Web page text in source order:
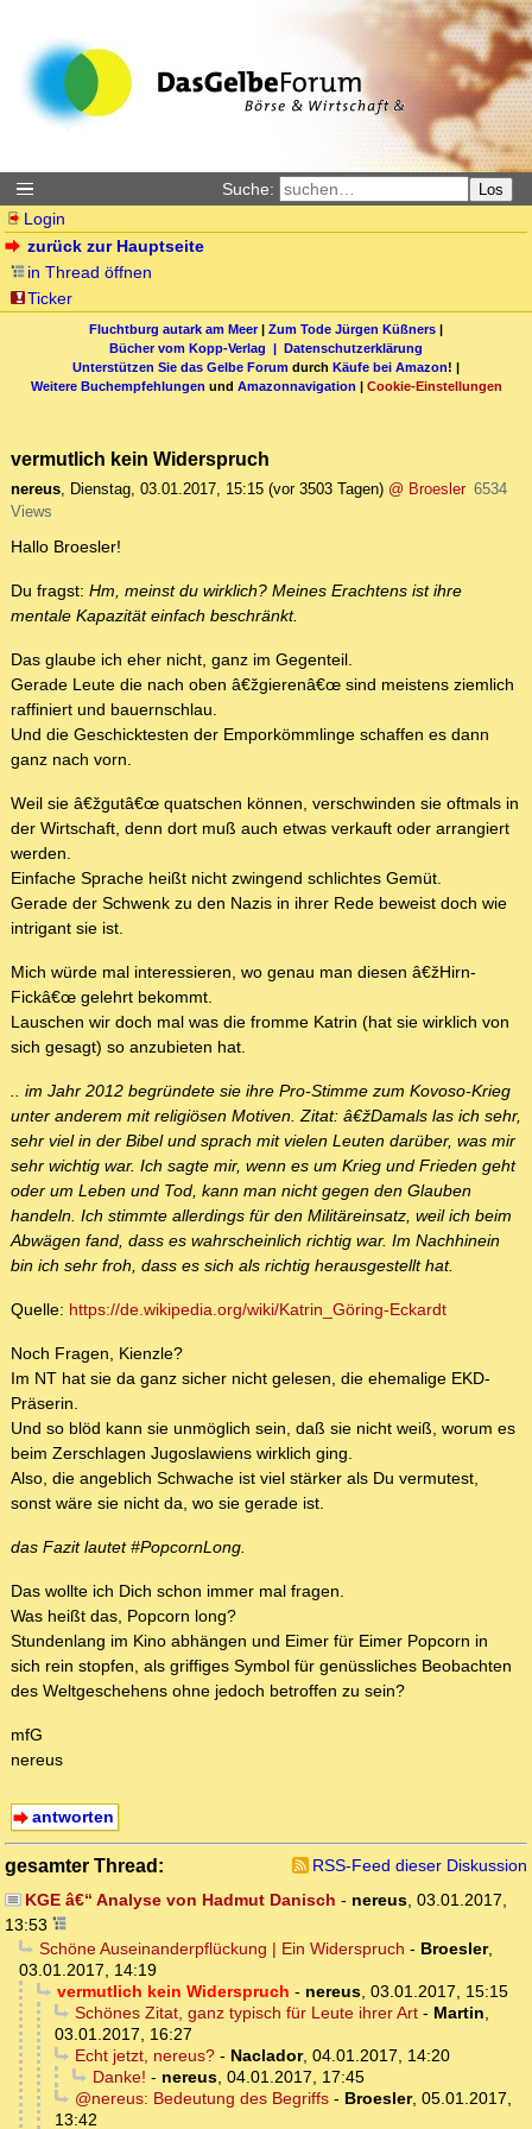
Suche: Los
Login
zurück zur Hauptseite
in Thread öffnen
Ticker
Fluchtburg autark am Meer| Zum Tode Jürgen Küßners |
Bücher vom Kopp-Verlag | Datenschutzerklärung
Unterstützen Sie das Gelbe Forum durch Käufe bei Amazon! |
Weitere Buchempfehlungen und Amazonnavigation | Cookie-Einstellungen
vermutlich kein Widerspruch
nereus, Dienstag, 03.01.2017, 15:15 (vor 3503 Tagen) @ Broesler 6534
Views
Hallo Broesler!
Du fragst: Hm, meinst du wirklich? Meines Erachtens ist ihre
mentale Kapazität einfach beschränkt.
Das glaube ich eher nicht, ganz im Gegenteil.
Gerade Leute die nach oben â€žgierenâ€œ sind meistens ziemlich
raffiniert und bauernschlau.
Und die Geschicktesten der Emporkömmlinge schaffen es dann
ganz nach vorn.
Weil sie â€žgutâ€œ quatschen können, verschwinden sie oftmals in
der Wirtschaft, denn dort muß auch etwas verkauft oder arrangiert
werden.
Einfache Sprache heißt nicht zwingend schlichtes Gemüt.
Gerade der Schwenk zu den Nazis in ihrer Rede beweist doch wie
intrigant sie ist.
Mich würde mal interessieren, wo genau man diesen â€žHirn-
Fickâ€œ gelehrt bekommt.
Lauschen wir doch mal was die fromme Katrin (hat sie wirklich von
sich gesagt) so anzubieten hat.
.. im Jahr 2012 begründete sie ihre Pro-Stimme zum Kovoso-Krieg
unter anderem mit religiösen Motiven. Zitat: â€žDamals las ich sehr,
sehr viel in der Bibel und sprach mit vielen Leuten darüber, was mir
sehr wichtig war. Ich sagte mir, wenn es um Krieg und Frieden geht
oder um Leben und Tod, kann man nicht gegen den Glauben
handeln. Ich stimmte allerdings für den Militäreinsatz, weil ich beim
Abwägen fand, dass es wahrscheinlich richtig war. Im Nachhinein
bin ich sehr froh, dass es sich als richtig herausgestellt hat.
Quelle: https://de.wikipedia.org/wiki/Katrin_Göring-Eckardt
Noch Fragen, Kienzle?
Im NT hat sie da ganz sicher nicht gelesen, die ehemalige EKD-
Präserin.
Und so blöd kann sie unmöglich sein, daß sie nicht weiß, worum es
beim Zerschlagen Jugoslawiens wirklich ging.
Also, die angeblich Schwache ist viel stärker als Du vermutest,
sonst wäre sie nicht da, wo sie gerade ist.
das Fazit lautet #PopcornLong.
Das wollte ich Dich schon immer mal fragen.
Was heißt das, Popcorn long?
Stundenlang im Kino abhängen und Eimer für Eimer Popcorn in
sich rein stopfen, als griffiges Symbol für genüssliches Beobachten
des Weltgeschehens ohne jedoch betroffen zu sein?
mfG
nereus
antworten
gesamter Thread:
RSS-Feed dieser Diskussion
KGE â€“ Analyse von Hadmut Danisch - nereus, 03.01.2017,
13:53
Schöne Auseinanderpflückung | Ein Widerspruch - Broesler,
03.01.2017, 14:19
vermutlich kein Widerspruch - nereus, 03.01.2017, 15:15
Schönes Zitat, ganz typisch für Leute ihrer Art- Martin,
03.01.2017, 16:27
Echt jetzt, nereus?- Naclador, 04.01.2017, 14:20
Danke! - nereus, 04.01.2017, 17:45
@nereus: Bedeutung des Begriffs- Broesler, 05.01.2017,
13:42